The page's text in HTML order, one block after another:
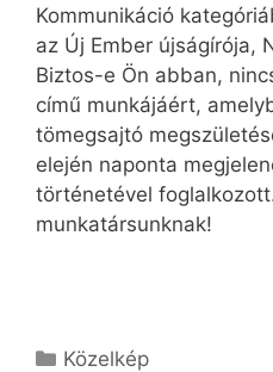
Kommunikáció
az Új Ember újságírója,
Biztos-e Ön abban,
című munkájáért,
tömegsajtó
elején naponta
történetével
munkatársunknak!
Kategória
Közelkép